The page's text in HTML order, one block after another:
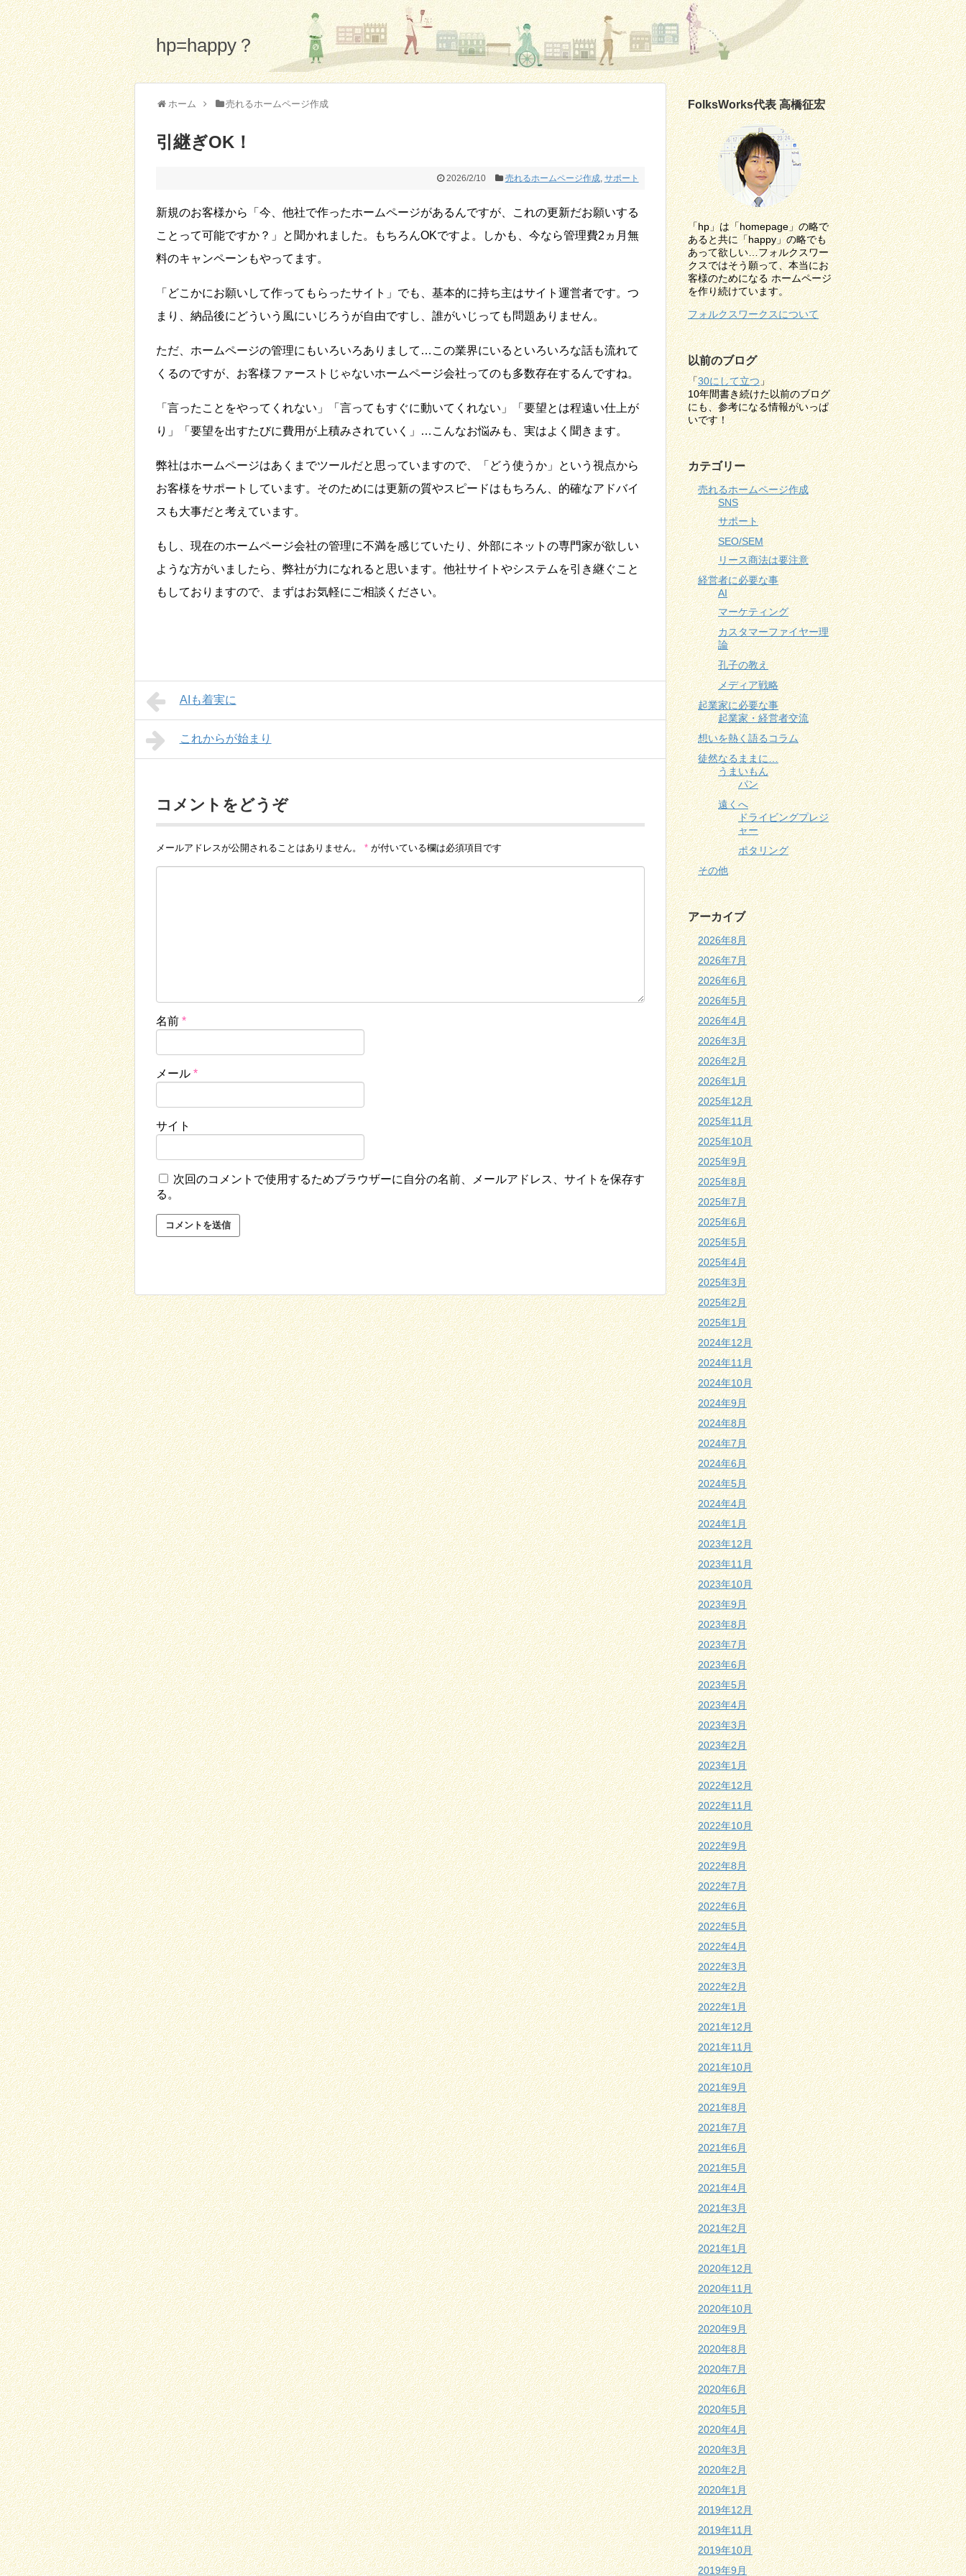
hp=happy？
ホーム 売れるホームページ作成
引継ぎOK！
2026/2/10 売れるホームページ作成, サポート
新規のお客様から「今、他社で作ったホームページがあるんですが、これの更新だお願いする
ことって可能ですか？」と聞かれました。もちろんOKですよ。しかも、今なら管理費2ヵ月無
料のキャンペーンもやってます。
「どこかにお願いして作ってもらったサイト」でも、基本的に持ち主はサイト運営者です。つ
まり、納品後にどういう風にいじろうが自由ですし、誰がいじっても問題ありません。
ただ、ホームページの管理にもいろいろありまして…この業界にいるといろいろな話も流れて
くるのですが、お客様ファーストじゃないホームページ会社ってのも多数存在するんですね。
「言ったことをやってくれない」「言ってもすぐに動いてくれない」「要望とは程遠い仕上が
り」「要望を出すたびに費用が上積みされていく」…こんなお悩みも、実はよく聞きます。
弊社はホームページはあくまでツールだと思っていますので、「どう使うか」という視点から
お客様をサポートしています。そのためには更新の質やスピードはもちろん、的確なアドバイ
スも大事だと考えています。
もし、現在のホームページ会社の管理に不満を感じていたり、外部にネットの専門家が欲しい
ような方がいましたら、弊社が力になれると思います。他社サイトやシステムを引き継ぐこと
もしておりますので、まずはお気軽にご相談ください。
AIも着実に
これからが始まり
コメントをどうぞ
メールアドレスが公開されることはありません。 * が付いている欄は必須項目です
名前 *
メール *
サイト
次回のコメントで使用するためブラウザーに自分の名前、メールアドレス、サイトを保存す
る。
FolksWorks代表 高橋征宏
「hp」は「homepage」の略で
あると共に「happy」の略でも
あって欲しい…フォルクスワー
クスではそう願って、本当にお
客様のためになる ホームページ
を作り続けています。
フォルクスワークスについて
以前のブログ
「30にして立つ」
10年間書き続けた以前のブログ
にも、参考になる情報がいっぱ
いです！
カテゴリー
売れるホームページ作成
SNS
サポート
SEO/SEM
リース商法は要注意
経営者に必要な事
AI
マーケティング
カスタマーファイヤー理
論
孔子の教え
メディア戦略
起業家に必要な事
起業家・経営者交流
想いを熱く語るコラム
徒然なるままに…
うまいもん
パン
遠くへ
ドライビングプレジ
ャー
ポタリング
その他
アーカイブ
2026年8月
2026年7月
2026年6月
2026年5月
2026年4月
2026年3月
2026年2月
2026年1月
2025年12月
2025年11月
2025年10月
2025年9月
2025年8月
2025年7月
2025年6月
2025年5月
2025年4月
2025年3月
2025年2月
2025年1月
2024年12月
2024年11月
2024年10月
2024年9月
2024年8月
2024年7月
2024年6月
2024年5月
2024年4月
2024年1月
2023年12月
2023年11月
2023年10月
2023年9月
2023年8月
2023年7月
2023年6月
2023年5月
2023年4月
2023年3月
2023年2月
2023年1月
2022年12月
2022年11月
2022年10月
2022年9月
2022年8月
2022年7月
2022年6月
2022年5月
2022年4月
2022年3月
2022年2月
2022年1月
2021年12月
2021年11月
2021年10月
2021年9月
2021年8月
2021年7月
2021年6月
2021年5月
2021年4月
2021年3月
2021年2月
2021年1月
2020年12月
2020年11月
2020年10月
2020年9月
2020年8月
2020年7月
2020年6月
2020年5月
2020年4月
2020年3月
2020年2月
2020年1月
2019年12月
2019年11月
2019年10月
2019年9月